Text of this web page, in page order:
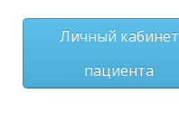
Личный кабинет
пациента